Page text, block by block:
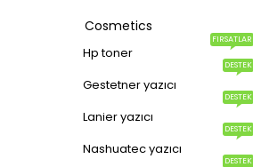
Cosmetics
Hp toner
FIRSATLAR
Gestetner yazıcı
DESTEK
Lanier yazıcı
DESTEK
Nashuatec yazıcı
DESTEK
DESTEK